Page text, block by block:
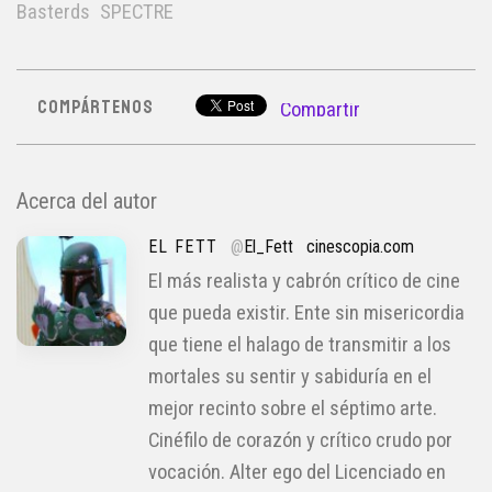
Basterds SPECTRE
COMPÁRTENOS Compartir
Acerca del autor
EL FETT @El_Fett cinescopia.com
El más realista y cabrón crítico de cine
que pueda existir. Ente sin misericordia
que tiene el halago de transmitir a los
mortales su sentir y sabiduría en el
mejor recinto sobre el séptimo arte.
Cinéfilo de corazón y crítico crudo por
vocación. Alter ego del Licenciado en